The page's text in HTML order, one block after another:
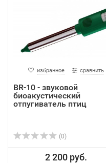
избранное сравнить
BR-10 - звуковой
биоакустический
отпугиватель птиц
(0)
2 200 руб.